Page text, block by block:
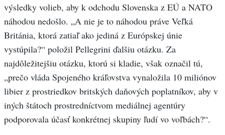
výsledky volieb, aby k odchodu Slovenska z EÚ a NATO
náhodou nedošlo. „A nie je to náhodou práve Veľká
Británia, ktorá zatiaľ ako jediná z Európskej únie
vystúpila?“ položil Pellegrini ďalšiu otázku. Za
najdôležitejšiu otázku, ktorú si kladie, však označil tú,
„prečo vláda Spojeného kráľovstva vynaložila 10 miliónov
libier z prostriedkov britských daňových poplatníkov, aby v
iných štátoch prostredníctvom mediálnej agentúry
podporovala účasť konkrétnej skupiny ľudí vo voľbách?“.